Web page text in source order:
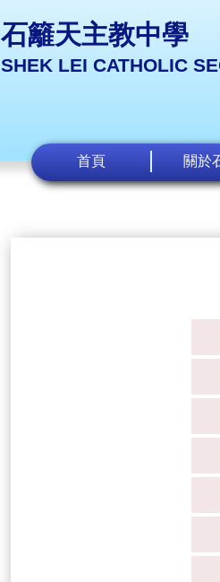
石籬天主教中學
SHEK LEI CATHOLIC
首頁 關於